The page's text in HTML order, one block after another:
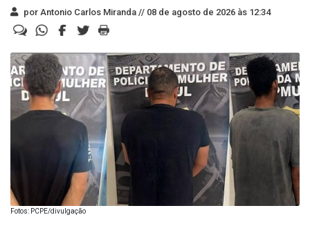
por Antonio Carlos Miranda // 08 de agosto de 2026 às 12:34
Fotos: PCPE/divulgação